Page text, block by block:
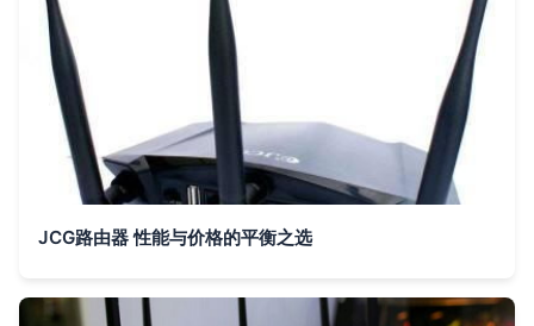
JCG路由器 性能与价格的平衡之选